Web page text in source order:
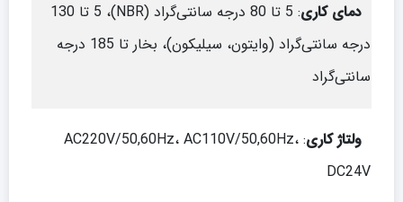
دمای کاری
: 5 تا 80 درجه سانتی‌گراد (NBR)، 5 تا 130
درجه سانتی‌گراد (وایتون، سیلیکون)، بخار تا 185 درجه
سانتی‌گراد
ولتاژ کاری : AC220V/50,60Hz، AC110V/50,60Hz،
DC24V